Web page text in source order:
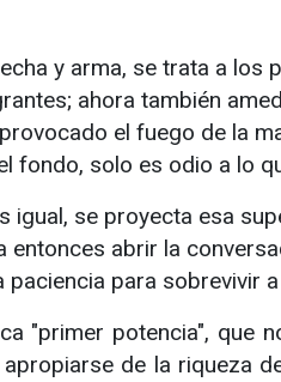
y arma, se trata a
ahora también
el fuego de la
fondo, solo es odio a lo
igual, se proyecta esa
entonces abrir la
paciencia para sobrevivir
"primer potencia", que
de la riqueza